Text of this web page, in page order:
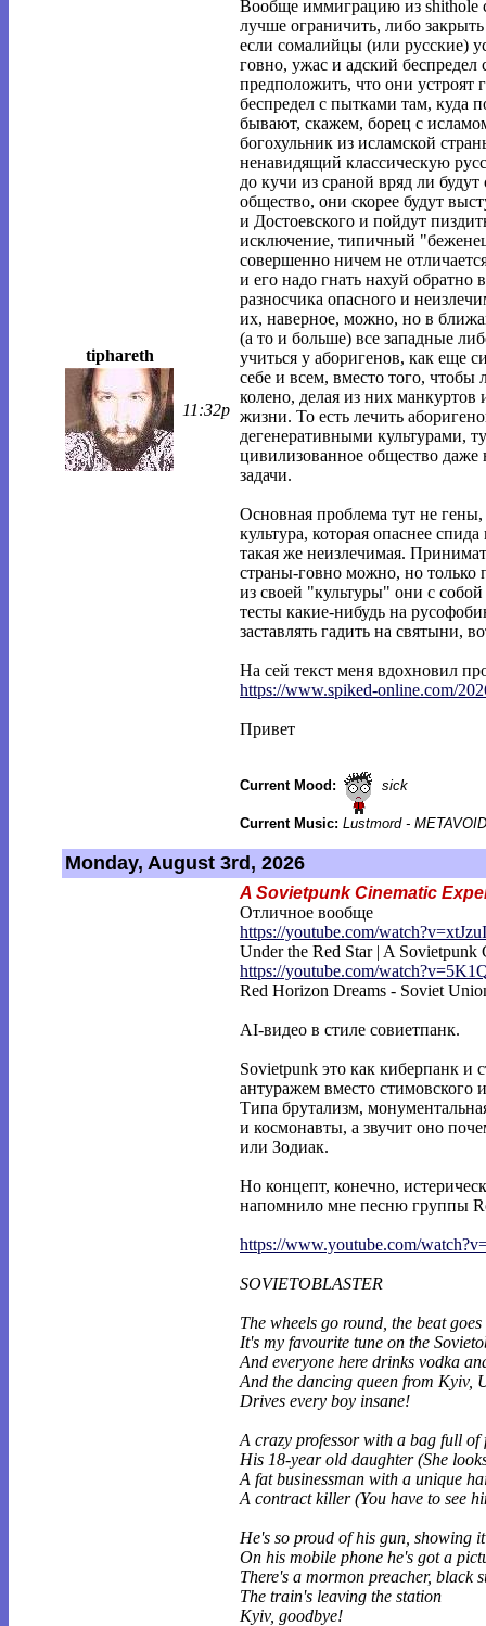
tiphareth
11:32p
Вообще иммиграцию из shithole
лучше ограничить, либо
если сомалийцы (или русские)
говно, ужас и адский
предположить, что они устроят
беспредел с пытками там, куда
бывают, скажем, борец с
богохульник из исламской
ненавидящий классическую
до кучи из сраной вряд ли
общество, они скорее будут
и Достоевского и пойдут
исключение, типичный
совершенно ничем не
и его надо гнать нахуй обратно
разносчика опасного и
их, наверное, можно, но в
(а то и больше) все западные
учиться у аборигенов, как еще
себе и всем, вместо того, чтобы
колено, делая из них манкуртов
жизни. То есть лечить
дегенеративными культурами,
цивилизованное общество даже
задачи.
Основная проблема тут не гены,
культура, которая опаснее
такая же неизлечимая.
страны-говно можно, но только
из своей "культуры" они с
тесты какие-нибудь на
заставлять гадить на святыни,
На сей текст меня вдохновил
https://www.spiked-online.com/
Привет
Current Mood: sick
Current Music: Lustmord - METAVOID
Monday, August 3rd, 2026
A Sovietpunk Cinematic
Отличное вообще
https://youtube.com/
Under the Red Star | A Sovietpunk
https://youtube.com/
Red Horizon Dreams - Soviet
AI-видео в стиле совиетпанк.
Sovietpunk это как киберпанк и
антуражем вместо стимовского
Типа брутализм,
и космонавты, а звучит оно
или Зодиак.
Но концепт, конечно,
напомнило мне песню группы
https://www.youtube.com/
SOVIETOBLASTER
The wheels go round, the beat goes
It's my favourite tune on the
And everyone here drinks vodka
And the dancing queen from Kyiv,
Drives every boy insane!
A crazy professor with a bag full of
His 18-year old daughter (She
A fat businessman with a unique
A contract killer (You have to see
He's so proud of his gun, showing
On his mobile phone he's got a
There's a mormon preacher, black
The train's leaving the station
Kyiv, goodbye!